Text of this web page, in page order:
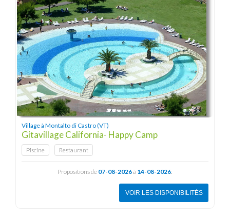
Village à Montalto di Castro (VT)
Gitavillage California- Happy Camp
Piscine Restaurant
Propositions de 07-08-2026à 14-08-2026:
VOIR LES DISPONIBILITÉS